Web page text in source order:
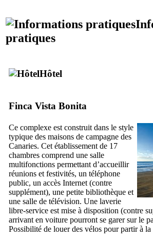
pratiques
Hôtel
Finca Vista Bonita
Ce complexe est construit dans le style
typique des maisons de campagne des
Canaries. Cet établissement de 17
chambres comprend une salle
multifonctions permettant d’accueillir
réunions et festivités, un téléphone
public, un accès Internet (contre
supplément), une petite bibliothèque et
une salle de télévision. Une laverie
libre-service est mise à disposition (contre
arrivant en voiture pourront se garer sur le
Possibilité de louer des vélos pour partir à